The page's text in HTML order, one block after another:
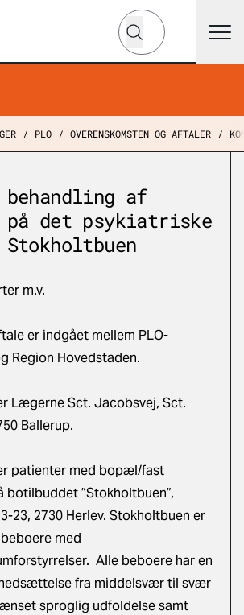
Hvad leder du efter?
Søg
PLO OVERENSKOMSTEN OG AFTALER
behandling af
på det psykiatriske
m.v.
er indgået mellem PLO-
Region Hovedstaden.
Lægerne Sct. Jacobsvej, Sct.
Ballerup.
patienter med bopæl/fast
botilbuddet ”Stokholtbuen”,
23, 2730 Herlev. Stokholtbuen er
med
Alle beboere har en
fra middelsvær til svær
sproglig udfoldelse samt